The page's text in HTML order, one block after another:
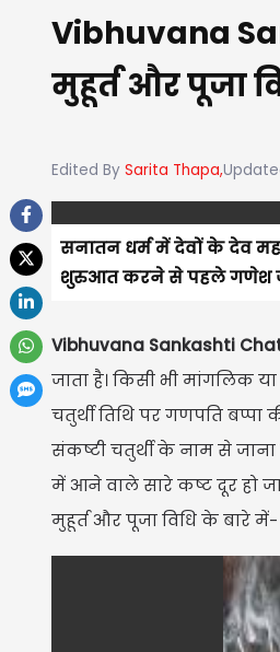
Vibhuvana
मुहूर्त और पूजा
Edited By Sarita Thapa,
सनातन धर्म में देवों के देव
शुरुआत करने से पहले गणेश जी
Vibhuvana Sankashti
जाता है। किसी भी
चतुर्थी तिथि पर गणपति
संकष्टी चतुर्थी के नाम से
में आने वाले सारे कष्ट दूर हो
मुहूर्त और पूजा विधि के बारे में-